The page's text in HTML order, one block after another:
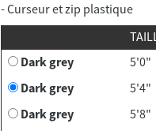
- Curseur et zip plastique
Dark grey
5'0"
Dark grey
5'4"
Dark grey
5'8"